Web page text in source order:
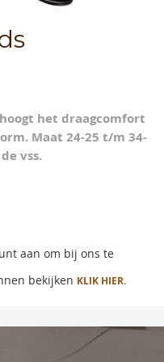
het draagcomfort
Maat 24-25 t/m 34-
vss.
aan om bij ons te
bekijken KLIK HIER.